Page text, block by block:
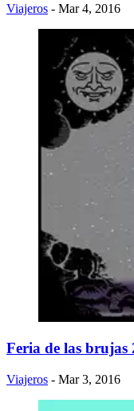
Viajeros - Mar 4, 2016
Feria de las brujas
Viajeros - Mar 3, 2016